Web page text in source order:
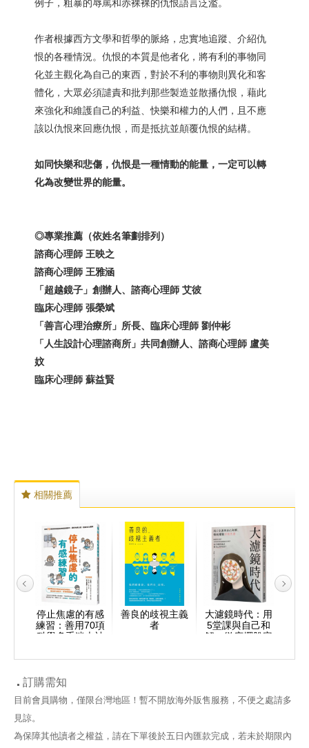
例子，粗暴的辱罵和赤裸裸的仇恨語言泛濫。
作者根據西方文學和哲學的脈絡，忠實地追蹤、介紹仇
恨的各種情況。仇恨的本質是他者化，將有利的事物同
化並主觀化為自己的東西，對於不利的事物則異化和客
體化，大眾必須譴責和批判那些製造並散播仇恨，藉此
來強化和維護自己的利益、快樂和權力的人們，且不應
該以仇恨來回應仇恨，而是抵抗並顛覆仇恨的結構。
如同快樂和悲傷，仇恨是一種情動的能量，一定可以轉
化為改變世界的能量。
◎專業推薦（依姓名筆劃排列）
諮商心理師 王映之
諮商心理師 王雅涵
「超越鏡子 」 創辦人、諮商心理師 艾彼
臨床心理師 張榮斌
「善言心理治療所 」 所長、臨床心理師 劉仲彬
「 人生設計心理諮商所 」 共同創辦人、諮商心理師 盧美
妏
臨床心理師 蘇益賢
相關推薦
停止焦慮的有感
練習：善用70項
科學多重迷走神
校內耗心態、養
善良的歧視主義
者
大濾鏡時代：用
5堂課與自己和
解，徹底擺脫容
訂購需知
目前會員購物，僅限台灣地區！暫不開放海外販售服務，不便之處請多
見諒。
為保障其他讀者之權益，請在下單後於五日內匯款完成，若未於期限內